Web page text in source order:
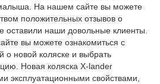
На нашем сайте вы можете
положительных отзывов о
оставили наши довольные клиенты.
вы можете ознакомиться с
новой коляске и выбрать
Новая коляска Х-lander
эксплуатационными свойствами,